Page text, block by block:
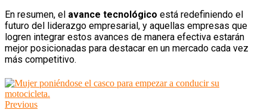
En resumen, el avance tecnológico está redefiniendo el
futuro del liderazgo empresarial, y aquellas empresas que
logren integrar estos avances de manera efectiva estarán
mejor posicionadas para destacar en un mercado cada vez
más competitivo.
Previous